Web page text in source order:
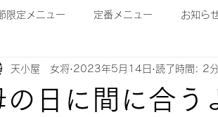
限定メニュー 定番メニュー お知ら
イケメン&女盛り まかない 蛍情
の日に間に合う
天小屋 女将 2023年5月14日 読了時間: 2分